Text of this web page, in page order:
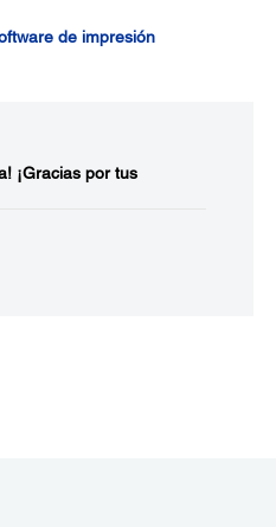
de impresión
¡Gracias por tus